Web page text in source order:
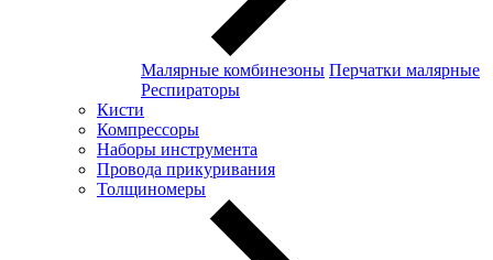
Малярные комбинезоны Перчатки малярные
Респираторы
Кисти
Компрессоры
Наборы инструмента
Провода прикуривания
Толщиномеры